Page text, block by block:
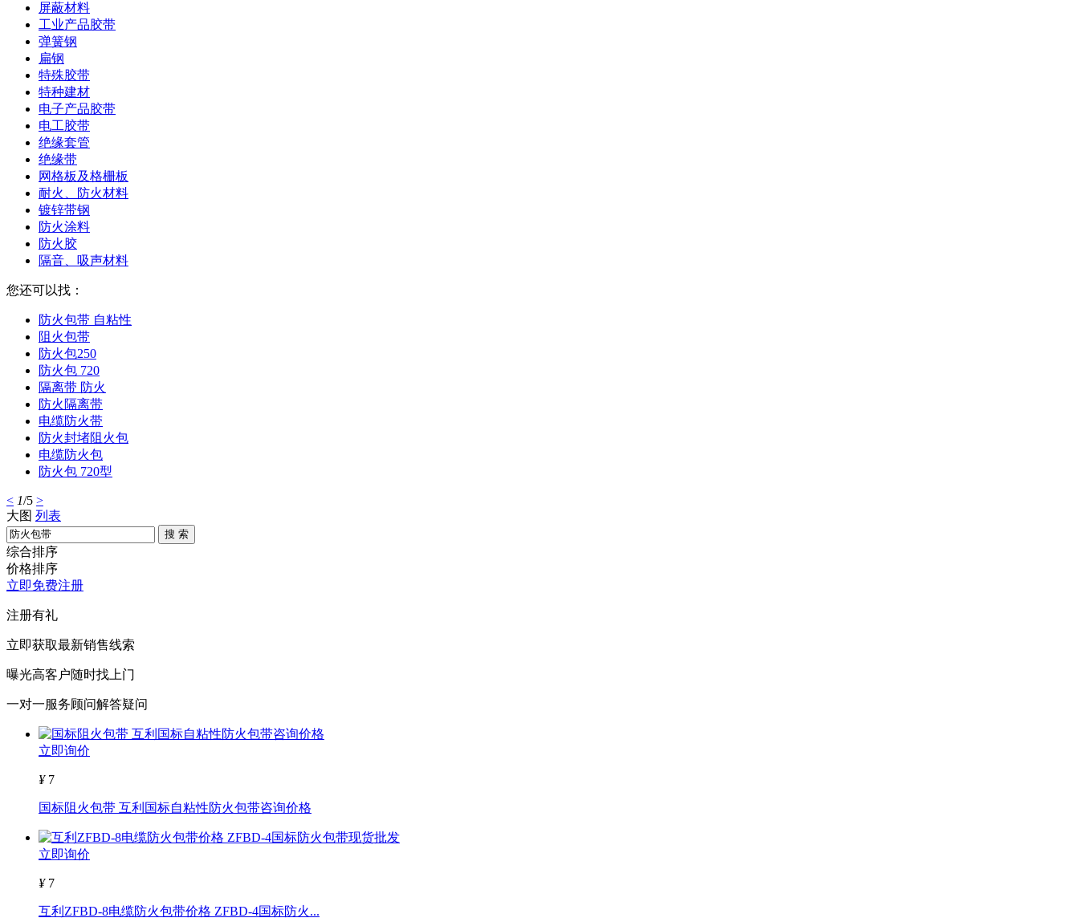
屏蔽材料
工业产品胶带
弹簧钢
扁钢
特殊胶带
特种建材
电子产品胶带
电工胶带
绝缘套管
绝缘带
网格板及格栅板
耐火、防火材料
镀锌带钢
防火涂料
防火胶
隔音、吸声材料
您还可以找：
防火包带 自粘性
阻火包带
防火包250
防火包 720
隔离带 防火
防火隔离带
电缆防火带
防火封堵阻火包
电缆防火包
防火包 720型
< 1/5 >
大图 列表
搜 索
综合排序
价格排序
立即免费注册
注册有礼
立即获取最新销售线索
曝光高客户随时找上门
一对一服务顾问解答疑问
立即询价
¥ 7
国标阻火包带 互利国标自粘性防火包带咨询价格
立即询价
¥ 7
互利ZFBD-8电缆防火包带价格 ZFBD-4国标防火...